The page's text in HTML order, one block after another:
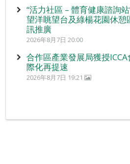
“活力社區 – 體育健康諮詢
望洋眺望台及綠楊花園休憩
訊推廣
2026年8月7日 20:00
合作區產業發展局獲授
際化再提速
2026年8月7日 19:21